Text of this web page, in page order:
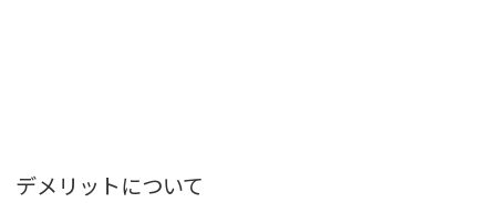
デメリットについて